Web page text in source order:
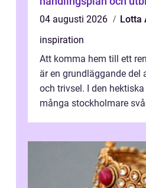
04 augusti 2026
Lotta
inspiration
Att komma hem till ett
är en grundläggande del
och trivsel. I den
många stockholmare